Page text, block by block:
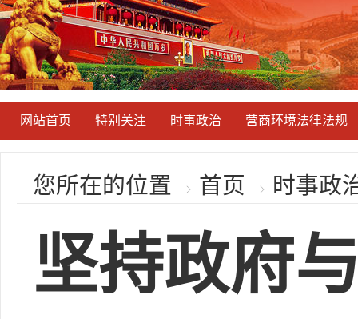
网站首页 特别关注 时事政治 营商环境法律法规
您所在的位置 首页 时事政
坚持政府